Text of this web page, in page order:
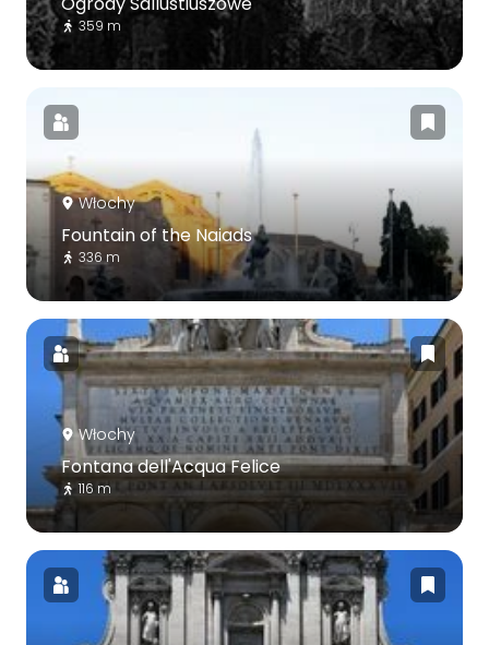
359 m
Włochy
Fountain of the Naiads
336 m
Włochy
Fontana dell'Acqua Felice
116 m